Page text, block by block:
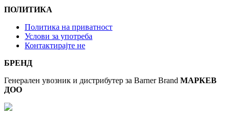
ПОЛИТИКА
Политика на приватност
Услови за употреба
Контактирајте не
БРЕНД
Генерален увозник и дистрибутер за Barner Brand МАРКЕВ
ДОО